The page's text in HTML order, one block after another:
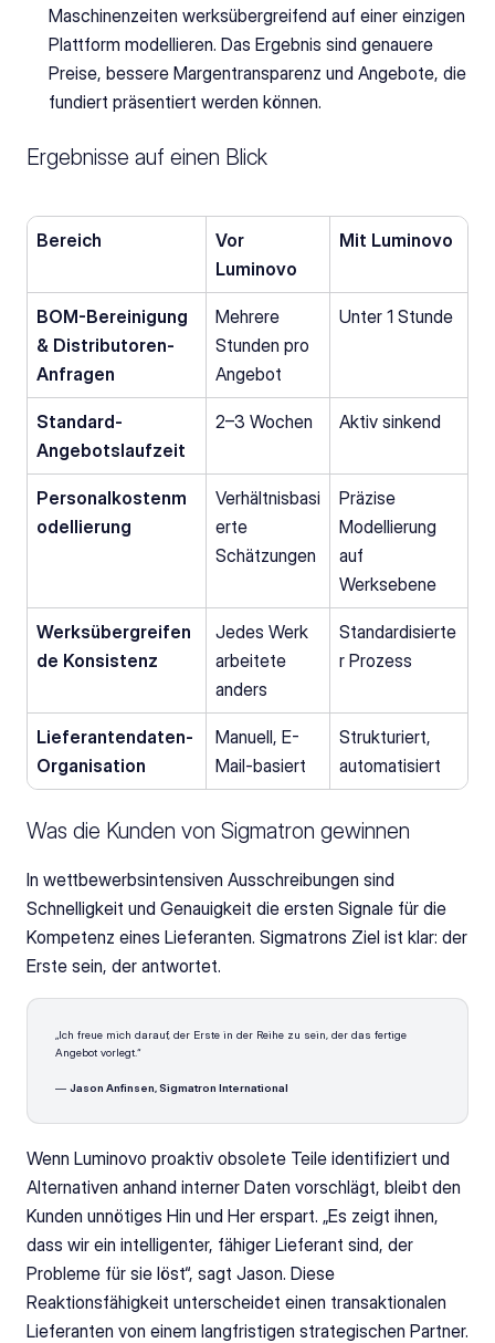
Maschinenzeiten werksübergreifend auf einer einzigen
Plattform modellieren. Das Ergebnis sind genauere
Preise, bessere Margentransparenz und Angebote, die
fundiert präsentiert werden können.
Ergebnisse auf einen Blick
Bereich
Vor
Luminovo
Mit Luminovo
BOM-Bereinigung
& Distributoren-
Anfragen
Mehrere
Stunden pro
Angebot
Unter 1 Stunde
Standard-
Angebotslaufzeit
2–3 Wochen Aktiv sinkend
Personalkostenm
odellierung
Verhältnisbasi
erte
Schätzungen
Präzise
Modellierung
auf
Werksebene
Werksübergreifen
de Konsistenz
Jedes Werk
arbeitete
anders
Standardisierte
r Prozess
Lieferantendaten-
Organisation
Manuell, E-
Mail-basiert
Strukturiert,
automatisiert
Was die Kunden von Sigmatron gewinnen
In wettbewerbsintensiven Ausschreibungen sind
Schnelligkeit und Genauigkeit die ersten Signale für die
Kompetenz eines Lieferanten. Sigmatrons Ziel ist klar: der
Erste sein, der antwortet.
„Ich freue mich darauf, der Erste in der Reihe zu sein, der das fertige
Angebot vorlegt.“
— Jason Anfinsen, Sigmatron International
Wenn Luminovo proaktiv obsolete Teile identifiziert und
Alternativen anhand interner Daten vorschlägt, bleibt den
Kunden unnötiges Hin und Her erspart. „Es zeigt ihnen,
dass wir ein intelligenter, fähiger Lieferant sind, der
Probleme für sie löst“, sagt Jason. Diese
Reaktionsfähigkeit unterscheidet einen transaktionalen
Lieferanten von einem langfristigen strategischen Partner.